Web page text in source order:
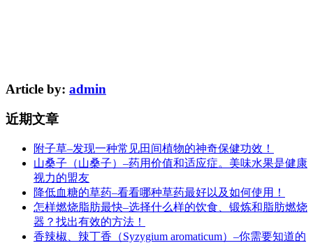
Article by: admin
近期文章
附子草–发现一种常见田间植物的神奇保健功效！
山桑子（山桑子）–药用价值和适应症。美味水果是健康
视力的盟友
降低血糖的草药–看看哪种草药最好以及如何使用！
怎样燃烧脂肪最快–选择什么样的饮食、锻炼和脂肪燃烧
器？找出有效的方法！
香辣椒、辣丁香（Syzygium aromaticum）–你需要知道的